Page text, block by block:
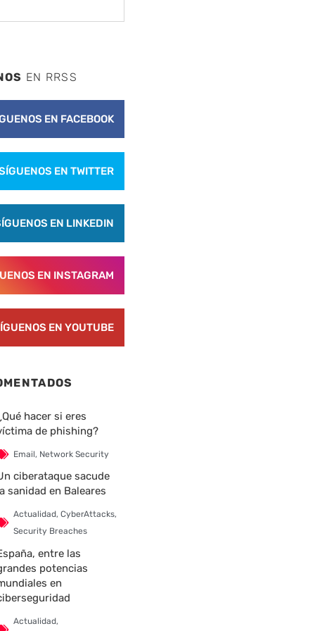
EN RRSS
EN FACEBOOK
EN TWITTER
EN LINKEDIN
EN INSTAGRAM
EN YOUTUBE
hacer si eres
de phishing?
Email, Network Security
ciberataque sacude
sanidad en Baleares
Actualidad, CyberAttacks,
Security Breaches
entre las
potencias
en
Actualidad,